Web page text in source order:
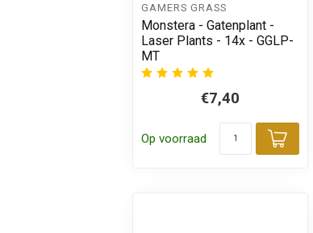
GAMERS GRASS
Monstera - Gatenplant -
Laser Plants - 14x - GGLP-
MT
€7,40
Op voorraad